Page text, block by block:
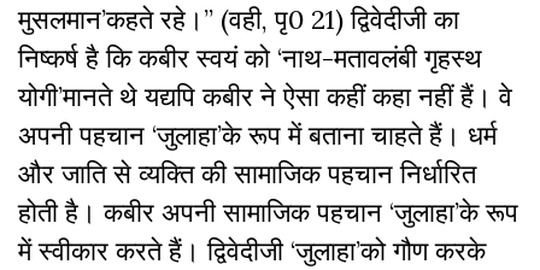
मुसलमान’कहते रहे।’’ (वही, पृ0 21) द्विवेदीजी का
निष्कर्ष है कि कबीर स्वयं को ‘नाथ-मतावलंबी गृहस्थ
योगी’मानते थे यद्यपि कबीर ने ऐसा कहीं कहा नहीं हैं। वे
अपनी पहचान ‘जुलाहा’के रूप में बताना चाहते हैं। धर्म
और जाति से व्यक्ति की सामाजिक पहचान निर्धारित
होती है। कबीर अपनी सामाजिक पहचान ‘जुलाहा’के रूप
में स्वीकार करते हैं। द्विवेदीजी ‘जुलाहा’को गौण करके